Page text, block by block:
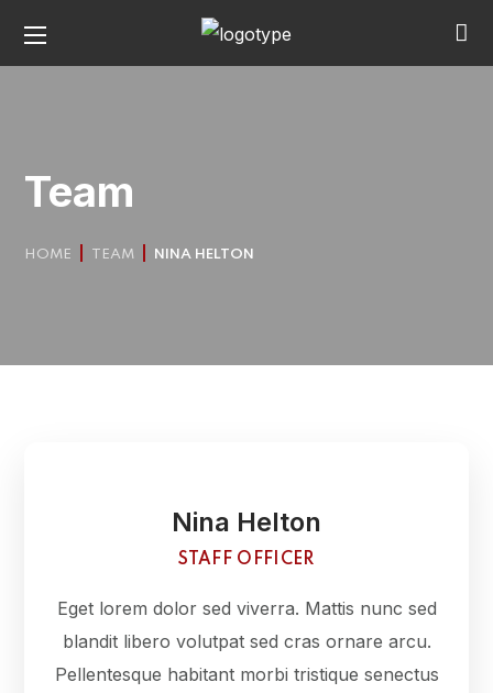
Team
HOME TEAM NINA HELTON
Nina Helton
STAFF OFFICER
Eget lorem dolor sed viverra. Mattis nunc sed
blandit libero volutpat sed cras ornare arcu.
Pellentesque habitant morbi tristique senectus